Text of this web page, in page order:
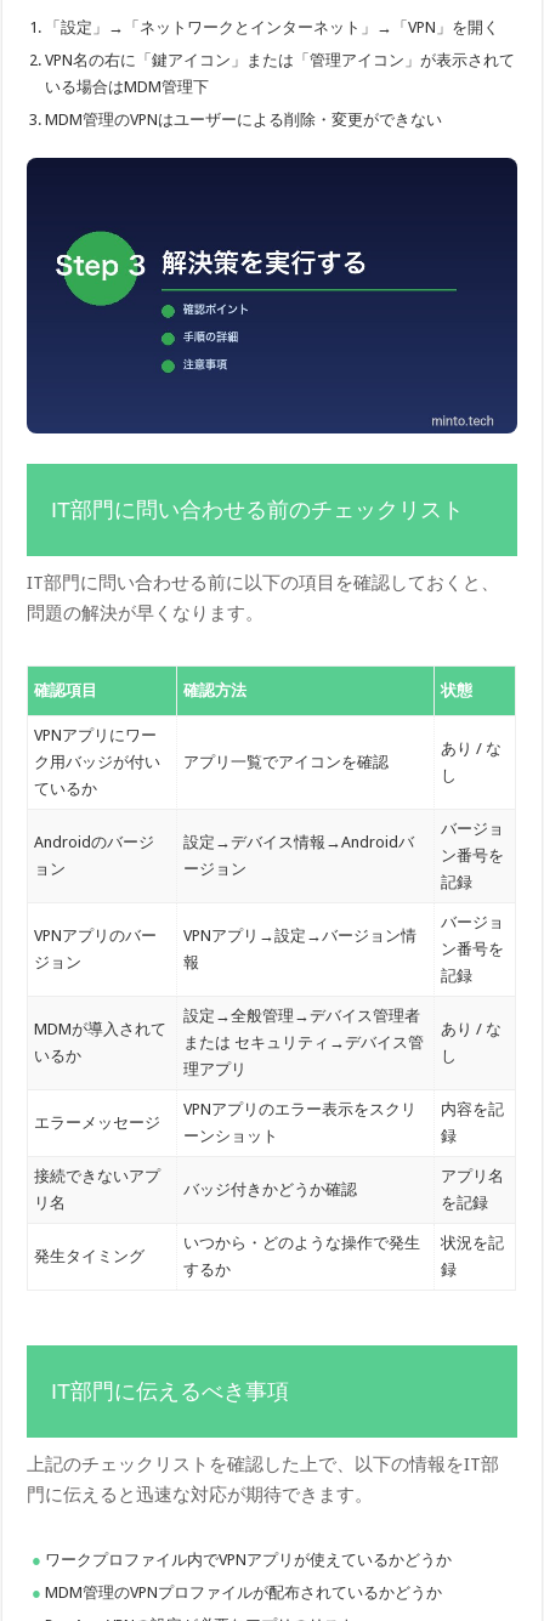
「設定」→「ネットワークとインターネット」→「VPN」を開く
VPN名の右に「鍵アイコン」または「管理アイコン」が表示されて
いる場合はMDM管理下
MDM管理のVPNはユーザーによる削除・変更ができない
IT部門に問い合わせる前のチェックリスト
IT部門に問い合わせる前に以下の項目を確認しておくと、
問題の解決が早くなります。
確認項目 確認方法 状態
VPNアプリにワー
ク用バッジが付い
ているか
アプリ一覧でアイコンを確認
あり / な
し
Androidのバージ
ョン
設定→デバイス情報→Androidバ
ージョン
バージョ
ン番号を
記録
VPNアプリのバー
ジョン
VPNアプリ→設定→バージョン情
報
バージョ
ン番号を
記録
MDMが導入されて
いるか
設定→全般管理→デバイス管理者
または セキュリティ→デバイス管
理アプリ
あり / な
し
エラーメッセージ
VPNアプリのエラー表示をスクリ
ーンショット
内容を記
録
接続できないアプ
リ名
バッジ付きかどうか確認
アプリ名
を記録
発生タイミング
いつから・どのような操作で発生
するか
状況を記
録
IT部門に伝えるべき事項
上記のチェックリストを確認した上で、以下の情報をIT部
門に伝えると迅速な対応が期待できます。
ワークプロファイル内でVPNアプリが使えているかどうか
MDM管理のVPNプロファイルが配布されているかどうか